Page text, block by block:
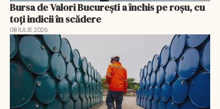
Bursa de Valori București a închis pe roșu, cu
toți indicii în scădere
08 IULIE 2026